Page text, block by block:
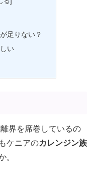
足りない？
い
界を席巻しているの
ケニアのカレンジン族
。